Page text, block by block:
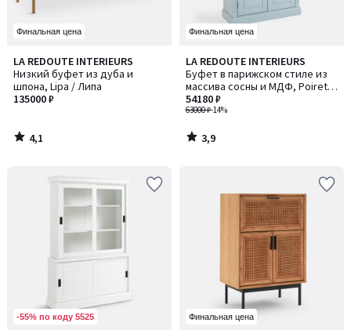
Финальная цена
LA REDOUTE INTERIEURS
Низкий буфет из дуба и
шпона, Lipa / Липа
135000 ₽
4,1
/ 5
4,1
/
Финальная цена
LA REDOUTE INTERIEURS
Буфет в парижском стиле из
массива сосны и МДФ, Poiret /
Пуаре
63000 ₽-14%
54180 ₽
3,9
/ 5
3,9
/
-55% по коду 5525 Финальная цена